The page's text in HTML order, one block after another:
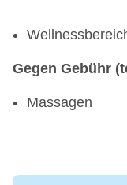
Gegen Gebühr
Massagen